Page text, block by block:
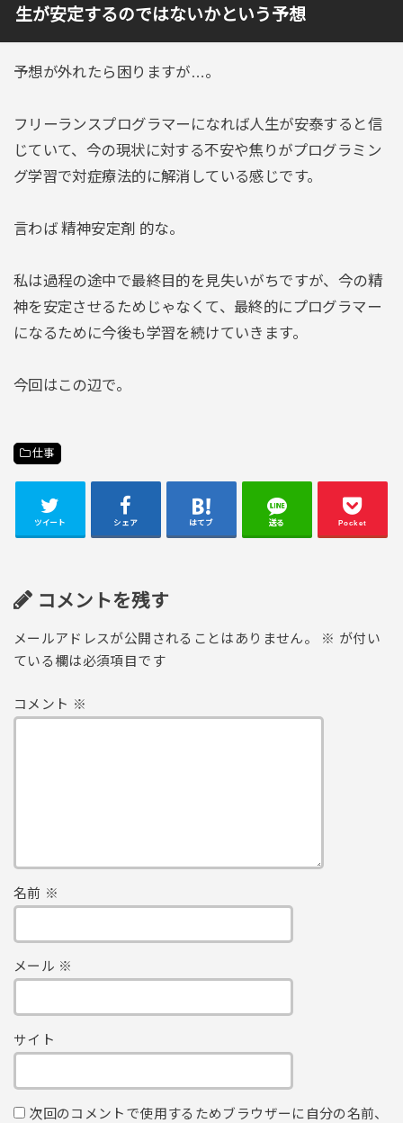
生が安定するのではないかという予想
予想が外れたら困りますが…。
フリーランスプログラマーになれば人生が安泰すると信
じていて、今の現状に対する不安や焦りがプログラミン
グ学習で対症療法的に解消している感じです。
言わば 精神安定剤 的な。
私は過程の途中で最終目的を見失いがちですが、今の精
神を安定させるためじゃなくて、最終的にプログラマー
になるために今後も学習を続けていきます。
今回はこの辺で。
仕事
ツイート シェア はてブ 送る Pocket
コメントを残す
メールアドレスが公開されることはありません。 ※ が付い
ている欄は必須項目です
コメント ※
名前 ※
メール ※
サイト
次回のコメントで使用するためブラウザーに自分の名前、